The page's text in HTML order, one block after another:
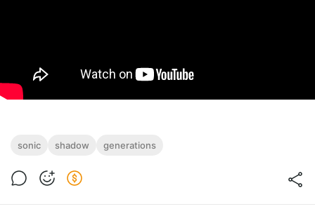
sonic shadow generations